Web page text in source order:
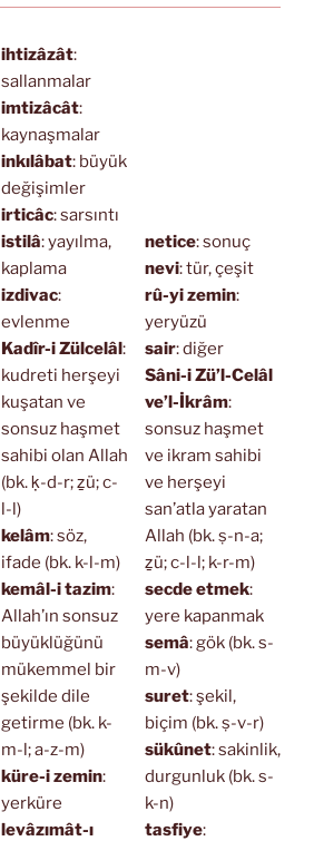
ihtizâzât:
sallanmalar
imtizâcât:
kaynaşmalar
inkılâbat: büyük
değişimler
irticâc: sarsıntı
istilâ: yayılma,
kaplama
izdivac:
evlenme
Kadîr-i Zülcelâl:
kudreti herşeyi
kuşatan ve
sonsuz haşmet
sahibi olan Allah
(bk. ḳ-d-r; ẕü; c-
l-l)
kelâm: söz,
ifade (bk. k-l-m)
kemâl-i tazim:
Allah’ın sonsuz
büyüklüğünü
mükemmel bir
şekilde dile
getirme (bk. k-
m-l; a-z-m)
küre-i zemin:
yerküre
levâzımât-ı
netice: sonuç
nevi: tür, çeşit
rû-yi zemin:
yeryüzü
sair: diğer
Sâni-i Zü’l-Celâl
ve’l-İkrâm:
sonsuz haşmet
ve ikram sahibi
ve herşeyi
san’atla yaratan
Allah (bk. ṣ-n-a;
ẕü; c-l-l; k-r-m)
secde etmek:
yere kapanmak
semâ: gök (bk. s-
m-v)
suret: şekil,
biçim (bk. ṣ-v-r)
sükûnet: sakinlik,
durgunluk (bk. s-
k-n)
tasfiye: